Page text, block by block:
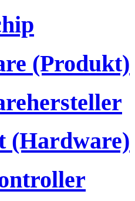
(Produkt)
(Hardware)